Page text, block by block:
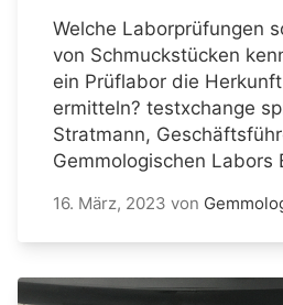
Welche Laborprüfungen
von Schmuckstücken
ein Prüflabor die
ermitteln? testxchange
Stratmann,
Gemmologischen Labors
16. März, 2023 von